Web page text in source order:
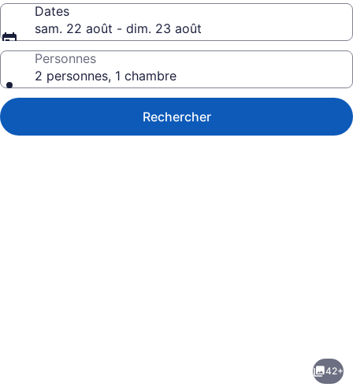
Dates
sam. 22 août - dim. 23 août
Personnes
2 personnes, 1 chambre
Rechercher
42+